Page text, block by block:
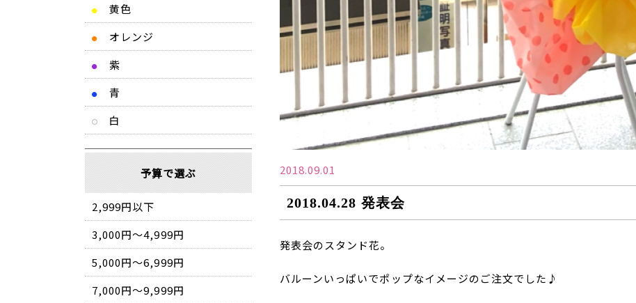
2018.09.01
2018.04.28 発表会
発表会のスタンド花。
バルーンいっぱいでポップなイメージのご注文でした♪
● 黄色
● オレンジ
● 紫
●
青
白
予算で選ぶ
2,999円以下
3,000円～4,999円
5,000円～6,999円
7,000円～9,999円